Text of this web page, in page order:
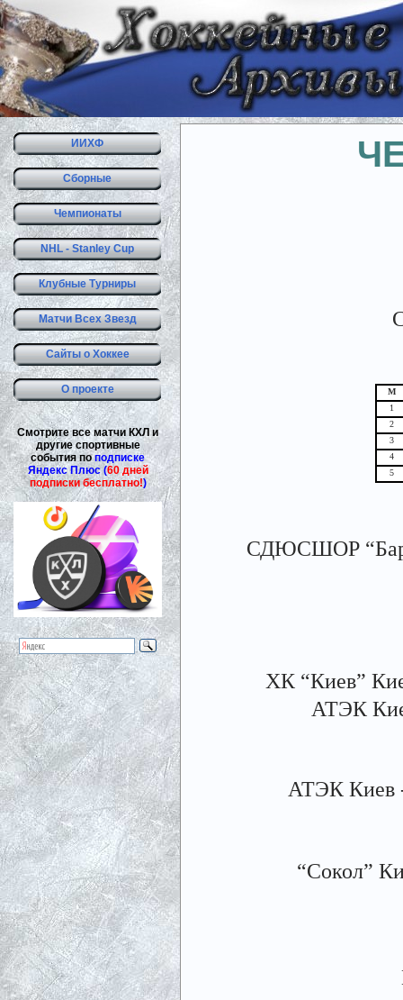
ИИХФ
Сборные
Чемпионаты
NHL - Stanley Cup
Клубные Турниры
Матчи Всех Звезд
Сайты о Хоккее
О проекте
Смотрите все матчи КХЛ и
другие спортивные
события поподписке
Яндекс Плюс (60 дней
подписки бесплатно!)
М
1
2
3
4
5
СДЮСШОР
ХК “Киев”
АТЭК
АТЭК Киев
“Сокол”